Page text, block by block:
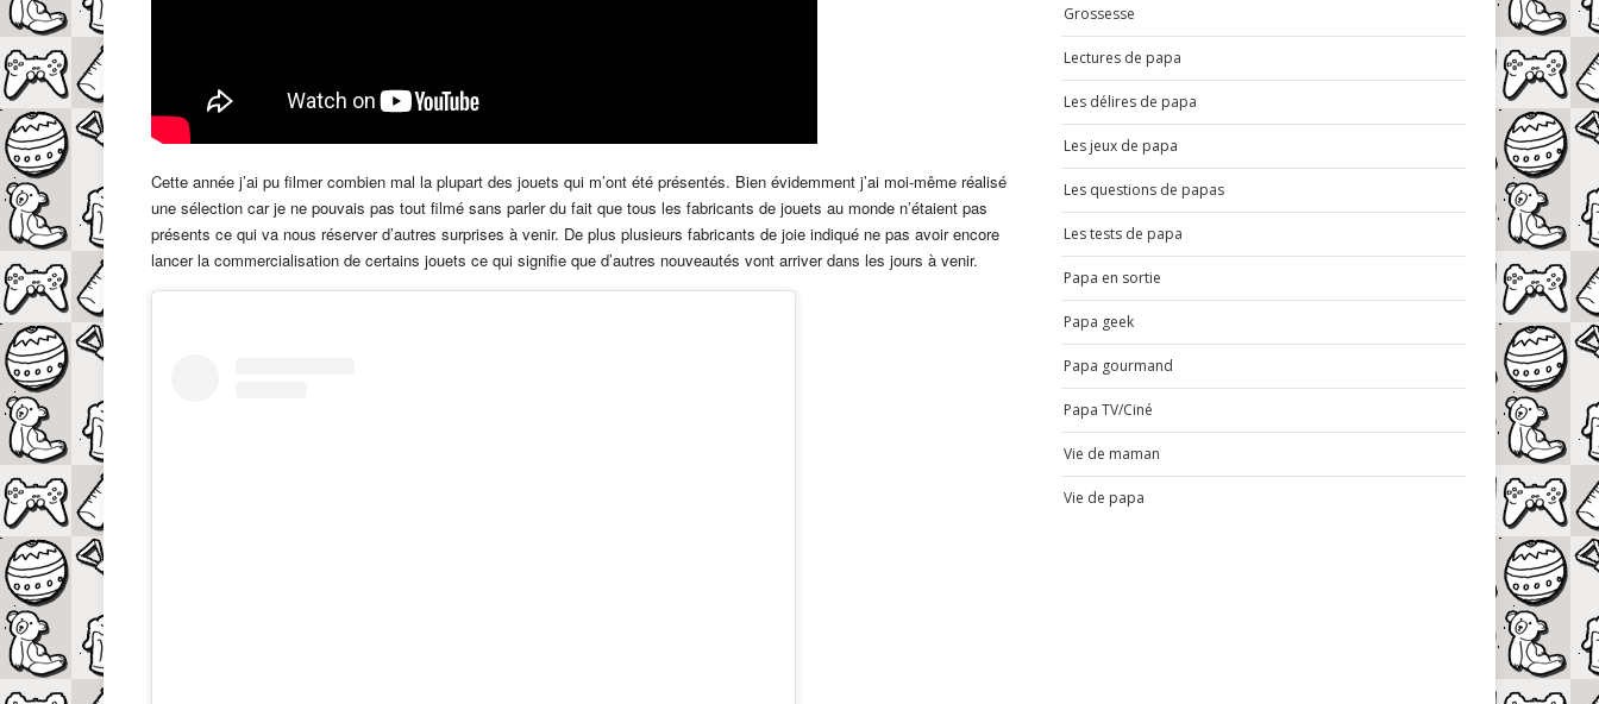
Cette année j’ai pu filmer combien mal la plupart des jouets qui m’ont été présentés. Bien évidemment j’ai moi-même réalisé
une sélection car je ne pouvais pas tout filmé sans parler du fait que tous les fabricants de jouets au monde n’étaient pas
présents ce qui va nous réserver d’autres surprises à venir. De plus plusieurs fabricants de joie indiqué ne pas avoir encore
lancer la commercialisation de certains jouets ce qui signifie que d’autres nouveautés vont arriver dans les jours à venir.
Grossesse
Lectures de papa
Les délires de papa
Les jeux de papa
Les questions de papas
Les tests de papa
Papa en sortie
Papa geek
Papa gourmand
Papa TV/Ciné
Vie de maman
Vie de papa